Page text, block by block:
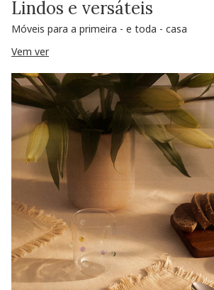
Lindos e versáteis
Móveis para a primeira - e toda - casa
Vem ver